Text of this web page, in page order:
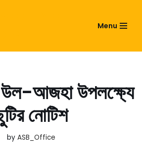
Menu
আজহা উপলক্ষ্যে
নোটিশ
by ASB_Office